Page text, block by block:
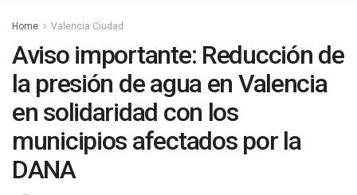
Home Valencia Ciudad
Aviso importante: Reducción de
la presión de agua en Valencia
en solidaridad con los
municipios afectados por la
DANA